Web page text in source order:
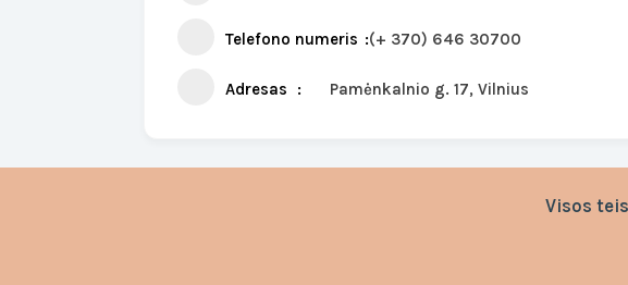
Telefono numeris (+ 370) 646 30700
Adresas Pamėnkalnio g. 17, Vilnius
Visos